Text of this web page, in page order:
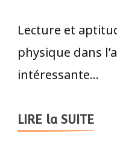
Lecture et
physique dans
intéressante…
LIRE la SUITE